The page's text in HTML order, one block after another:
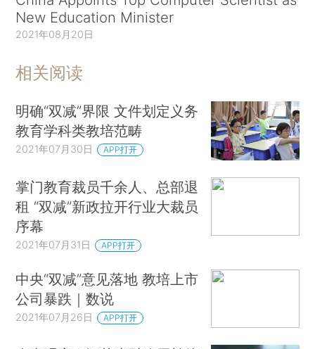
New Education Minister
2021年08月20日
相关阅读
明确“双减”界限 文件划定义务
教育学科类教培范畴
2021年07月30日 APP打开
掌门教育裁员千余人、总部退
租 “双减”新政拉开行业大裁员
序幕
2021年07月31日 APP打开
中央“双减”意见落地 教培上市
公司暴跌｜数说
2021年07月26日 APP打开